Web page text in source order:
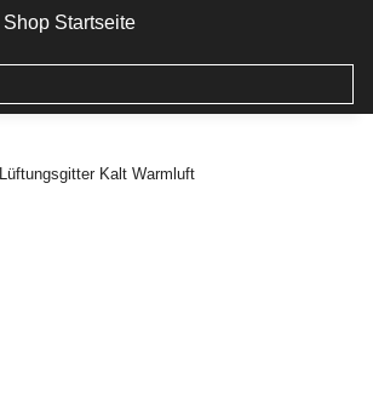
Lüftungsgitter Kalt Warmluft